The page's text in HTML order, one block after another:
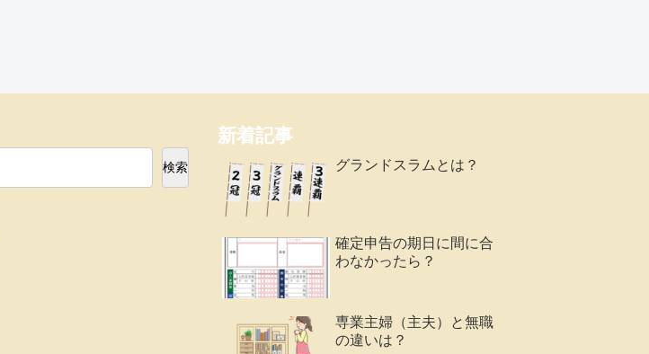
検索
新着記事
グランドスラムとは？
確定申告の期日に間に合
わなかったら？
専業主婦（主夫）と無職
の違いは？